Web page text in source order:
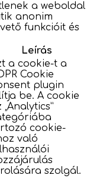
a weboldal
anonim
funkcióit és
Leírás
a cookie-t a
Cookie
plugin
be. A cookie
„Analytics”
cookie-
való
szolgál.